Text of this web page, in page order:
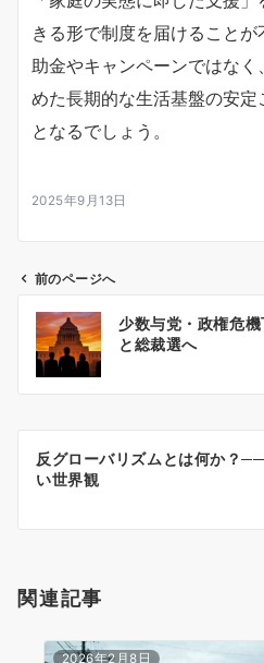
きる形で制度を届けること
助金やキャンペーンではな
めた長期的な生活基盤の安
となるでしょう。
2025年9月13日
ビ
ン
前のページへ
少数与党・政権危
と総裁選へ
反グローバリズムとは何か？
い世界観
関連記事
2026年2月8日